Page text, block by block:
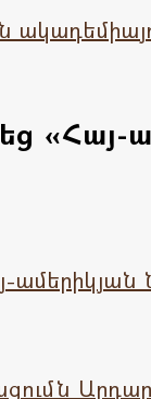
«Հայ-